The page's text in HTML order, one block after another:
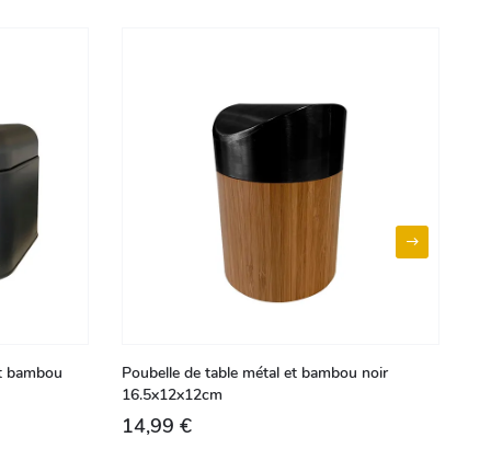
bambou
Poubelle de table métal et bambou noir
16.5x12x12cm
14,99 €